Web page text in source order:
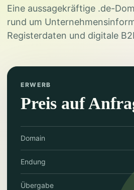
Eine aussagekräftige .de-
rund um
Registerdaten und digitale
ERWERB
Preis auf
Domain
Endung
Übergabe